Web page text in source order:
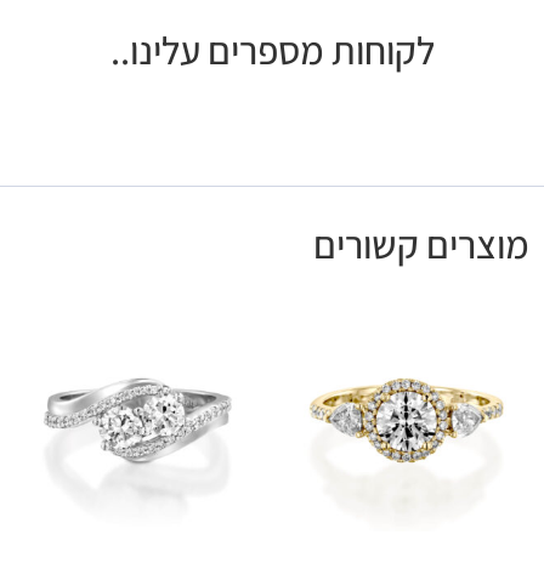
לקוחות מספרים עלינו..
מוצרים קשורים